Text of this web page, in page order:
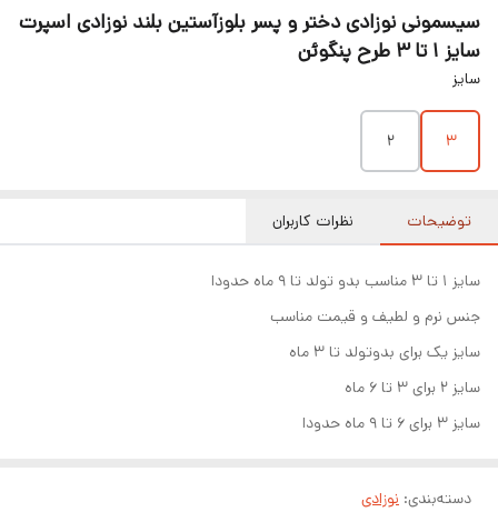
سیسمونی نوزادی دختر و پسر بلوزآستین بلند نوزادی اسپرت
سایز 1 تا 3 طرح پنگوئن
سایز
3 ۲
توضیحات نظرات کاربران
سایز ۱ تا ۳ مناسب بدو تولد تا ۹ ماه حدودا
جنس نرم و لطیف و قیمت مناسب
سایز یک برای بدوتولد تا ۳ ماه
سایز ۲ برای ۳ تا ۶ ماه
سایز ۳ برای ۶ تا ۹ ماه حدودا
دسته‌بندی: نوزادی